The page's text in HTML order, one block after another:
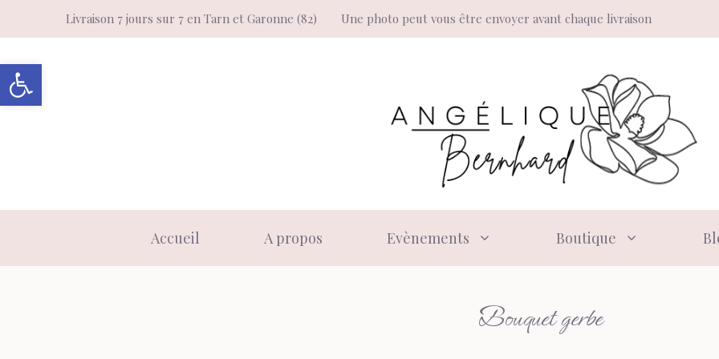
Ouvrir la barre d’outils
au
contenu
Livraison 7 jours sur 7 en Tarn et Garonne (82) Une photo peut vous être envoyer avant chaque livraison
Accueil A propos Evènements Boutique
Bouquet gerbe